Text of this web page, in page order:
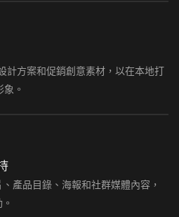
計方案和促銷創意素材，以在本地打
。
產品目錄、海報和社群媒體內容，